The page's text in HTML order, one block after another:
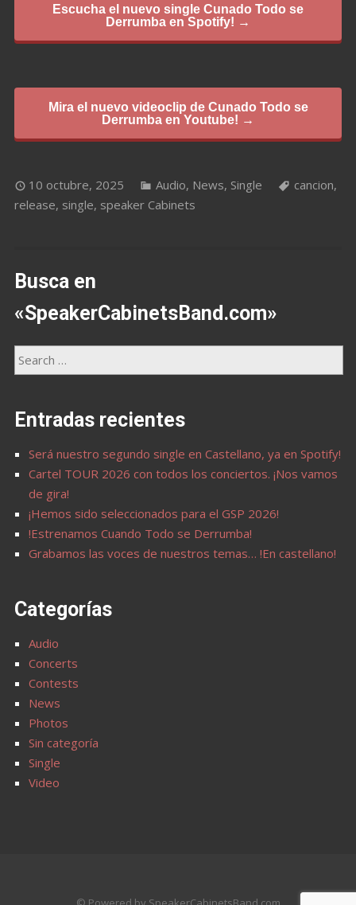
Escucha el nuevo single Cunado Todo se
Derrumba en Spotify! →
Mira el nuevo videoclip de Cunado Todo se
Derrumba en Youtube! →
10 octubre, 2025 Audio, News, Single cancion,
release, single, speaker Cabinets
Busca en
«SpeakerCabinetsBand.com»
Entradas recientes
Será nuestro segundo single en Castellano, ya en Spotify!
Cartel TOUR 2026 con todos los conciertos. ¡Nos vamos
de gira!
¡Hemos sido seleccionados para el GSP 2026!
!Estrenamos Cuando Todo se Derrumba!
Grabamos las voces de nuestros temas… !En castellano!
Categorías
Audio
Concerts
Contests
News
Photos
Sin categoría
Single
Video